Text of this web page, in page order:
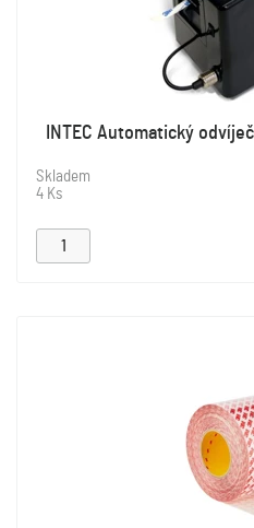
INTEC Automatický
Skladem
4 Ks